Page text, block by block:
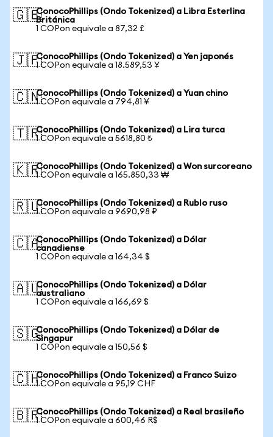
🇬🇧ConocoPhillips (Ondo Tokenized) a Libra Esterlina
Británica
1 COPon equivale a 87,32 £
🇯🇵ConocoPhillips (Ondo Tokenized) a Yen japonés
1 COPon equivale a 18.589,53 ¥
🇨🇳ConocoPhillips (Ondo Tokenized) a Yuan chino
1 COPon equivale a 794,81 ¥
🇹🇷ConocoPhillips (Ondo Tokenized) a Lira turca
1 COPon equivale a 5618,80 ₺
🇰🇷ConocoPhillips (Ondo Tokenized) a Won surcoreano
1 COPon equivale a 165.850,33 ₩
🇷🇺ConocoPhillips (Ondo Tokenized) a Rublo ruso
1 COPon equivale a 9690,98 ₽
🇨🇦ConocoPhillips (Ondo Tokenized) a Dólar
canadiense
1 COPon equivale a 164,34 $
🇦🇺ConocoPhillips (Ondo Tokenized) a Dólar
australiano
1 COPon equivale a 166,69 $
🇸🇬ConocoPhillips (Ondo Tokenized) a Dólar de
Singapur
1 COPon equivale a 150,56 $
🇨🇭ConocoPhillips (Ondo Tokenized) a Franco Suizo
1 COPon equivale a 95,19 CHF
🇧🇷ConocoPhillips (Ondo Tokenized) a Real brasileño
1 COPon equivale a 600,46 R$